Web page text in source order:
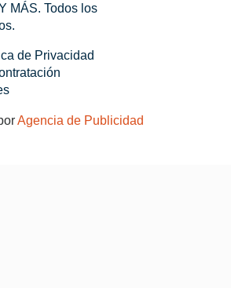
MÁS. Todos los
de Privacidad
Agencia de Publicidad